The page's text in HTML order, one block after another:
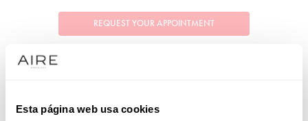
Esta página web usa cookies
REQUEST YOUR APPOINTMENT
PARTY